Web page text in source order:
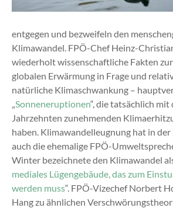
entgegen und bezweifeln den
Klimawandel. FPÖ-Chef Heinz-
wiederholt wissenschaftliche Fakten
globalen Erwärmung in Frage und
natürliche Klimaschwankung –
„Sonneneruptionen“, die tatsächlich
Jahrzehnten zunehmenden
haben. Klimawandelleugnung hat in
auch die ehemalige FPÖ-
Winter bezeichnete den Klimawandel
mediales Lügengebäude, das zum
werden muss“. FPÖ-Vizechef Norbert
Hang zu ähnlichen